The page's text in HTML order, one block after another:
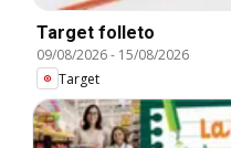
Target folleto
09/08/2026- 15/08/2026
Target